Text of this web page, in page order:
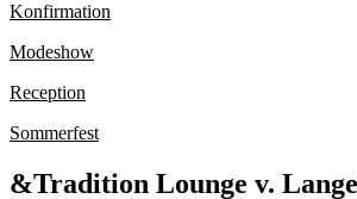
Konfirmation
Modeshow
Reception
Sommerfest
&Tradition Lounge v.